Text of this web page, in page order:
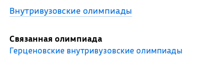
Внутривузовские олимпиады
Связанная олимпиада
Герценовские внутривузовские олимпиады